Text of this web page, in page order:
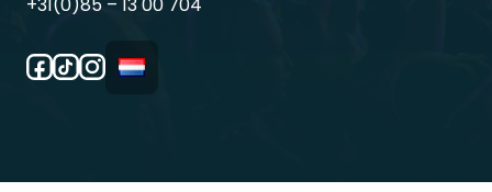
+31(0)85 – 13 00 704